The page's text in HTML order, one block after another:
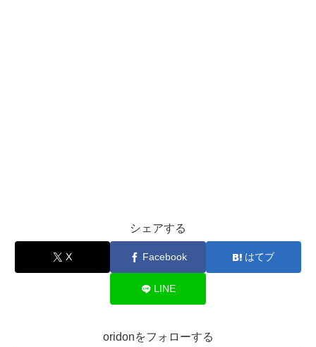
シェアする
X Facebook はてブ
LINE
oridonをフォローする